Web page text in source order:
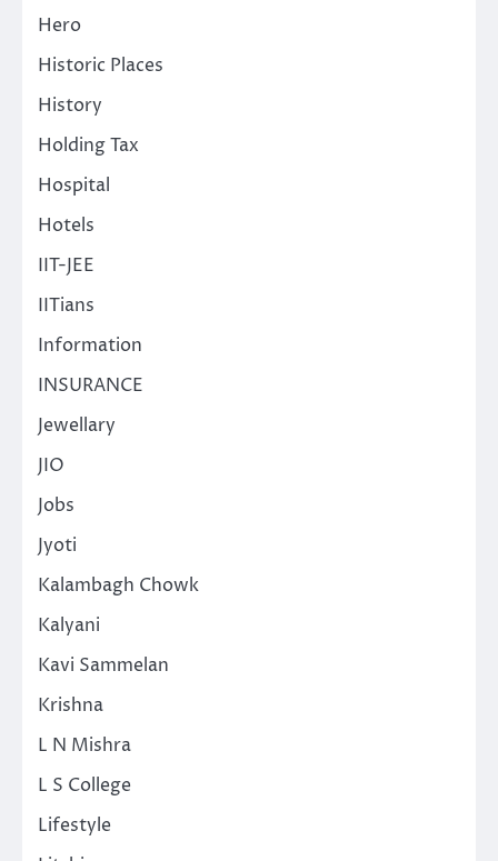
Hero
Historic Places
History
Holding Tax
Hospital
Hotels
IIT-JEE
IITians
Information
INSURANCE
Jewellary
JIO
Jobs
Jyoti
Kalambagh Chowk
Kalyani
Kavi Sammelan
Krishna
L N Mishra
L S College
Lifestyle